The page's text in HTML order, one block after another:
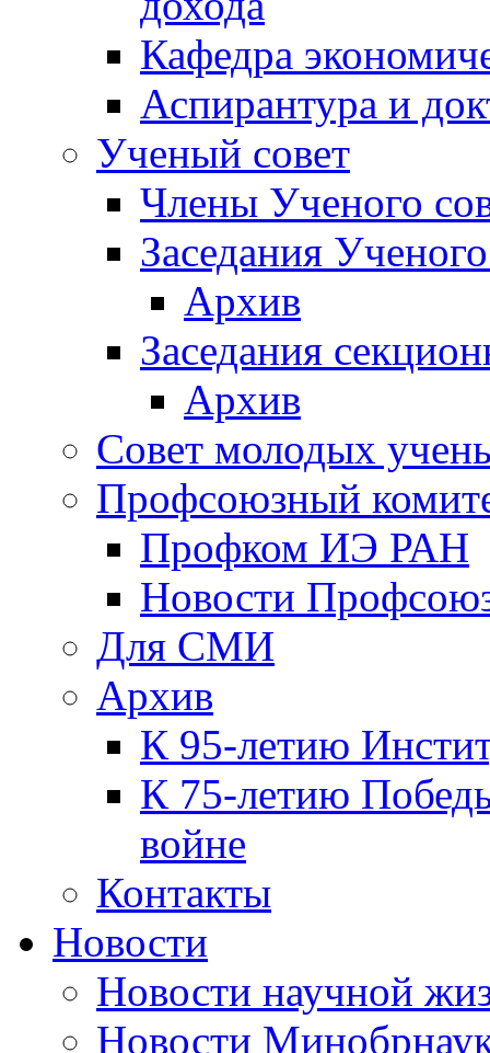
Кафедра
Аспирантура и
Ученый совет
Члены Ученого
Заседания
Архив
Заседания
Архив
Совет молодых
Профсоюзный
Профком ИЭ РАН
Новости
Для СМИ
Архив
К 95-летию
К 75-летию
войне
Контакты
Новости
Новости научной
Новости